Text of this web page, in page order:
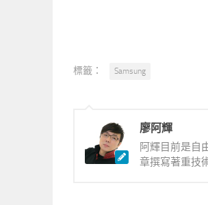
標籤： Samsung
廖阿輝
阿輝目前是自
章撰寫著重技